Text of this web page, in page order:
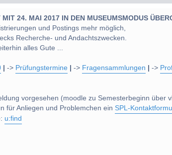
24. MAI 2017 IN DEN MUSEUMSMODUS
und Postings mehr möglich,
Recherche- und Andachtszwecken.
alles Gute ...
-> Prüfungstermine -> Fragensammlungen ->
vorgesehen (moodle zu Semesterbeginn über
für Anliegen und Problemchen ein SPL-
u:find